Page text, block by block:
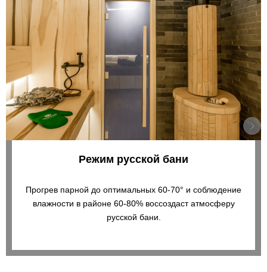
Режим русской бани
Прогрев парной до оптимальных 60-70° и соблюдение
влажности в районе 60-80% воссоздаст атмосферу
русской бани.